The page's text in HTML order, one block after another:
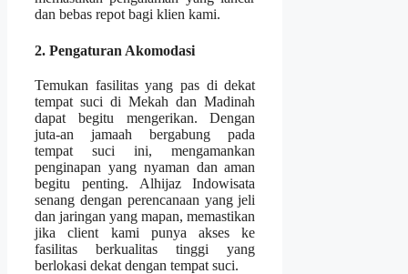
dan bebas repot bagi klien kami.
2. Pengaturan Akomodasi
Temukan fasilitas yang pas di dekat
tempat suci di Mekah dan Madinah
dapat begitu mengerikan. Dengan
juta-an jamaah bergabung pada
tempat suci ini, mengamankan
penginapan yang nyaman dan aman
begitu penting. Alhijaz Indowisata
senang dengan perencanaan yang jeli
dan jaringan yang mapan, memastikan
jika client kami punya akses ke
fasilitas berkualitas tinggi yang
berlokasi dekat dengan tempat suci.